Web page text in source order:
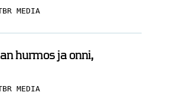
MEDIA
hurmos ja onni,
MEDIA